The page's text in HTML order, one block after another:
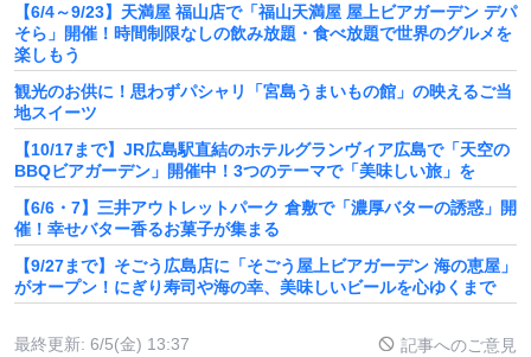
【6/4～9/23】天満屋 福山店で「福山天満屋 屋上ビアガーデン デパ
そら」開催！時間制限なしの飲み放題・食べ放題で世界のグルメを
楽しもう
観光のお供に！思わずパシャリ「宮島うまいもの館」の映えるご当
地スイーツ
【10/17まで】JR広島駅直結のホテルグランヴィア広島で「天空の
BBQビアガーデン」開催中！3つのテーマで「美味しい旅」を
【6/6・7】三井アウトレットパーク 倉敷で「濃厚バターの誘惑」開
催！幸せバター香るお菓子が集まる
【9/27まで】そごう広島店に「そごう屋上ビアガーデン 海の恵屋」
がオープン！にぎり寿司や海の幸、美味しいビールを心ゆくまで
最終更新: 6/5(金) 13:37 記事へのご意見